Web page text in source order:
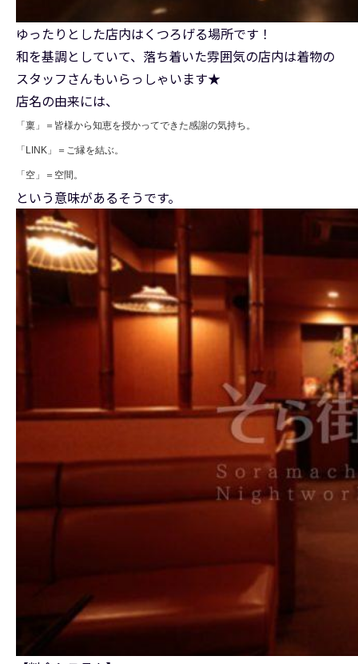
ゆったりとした店内はくつろげる場所です！
和を基調としていて、落ち着いた雰囲気の店内は着物の
スタッフさんもいらっしゃいます★
店名の由来には、
「稟」＝皆様から知恵を授かってできた感謝の気持ち。
「LINK」＝ご縁を結ぶ。
「空」＝空間。
という意味があるそうです。